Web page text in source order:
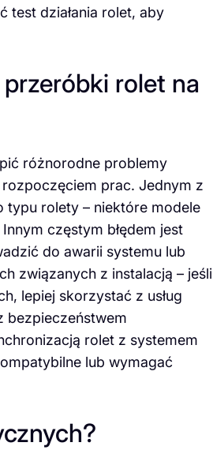
test działania rolet, aby
rolet na
różnorodne problemy
prac. Jednym z
typu rolety – niektóre modele
częstym błędem jest
do awarii systemu lub
związanych z instalacją – jeśli
lepiej skorzystać z usług
bezpieczeństwem
rolet z systemem
lub wymagać